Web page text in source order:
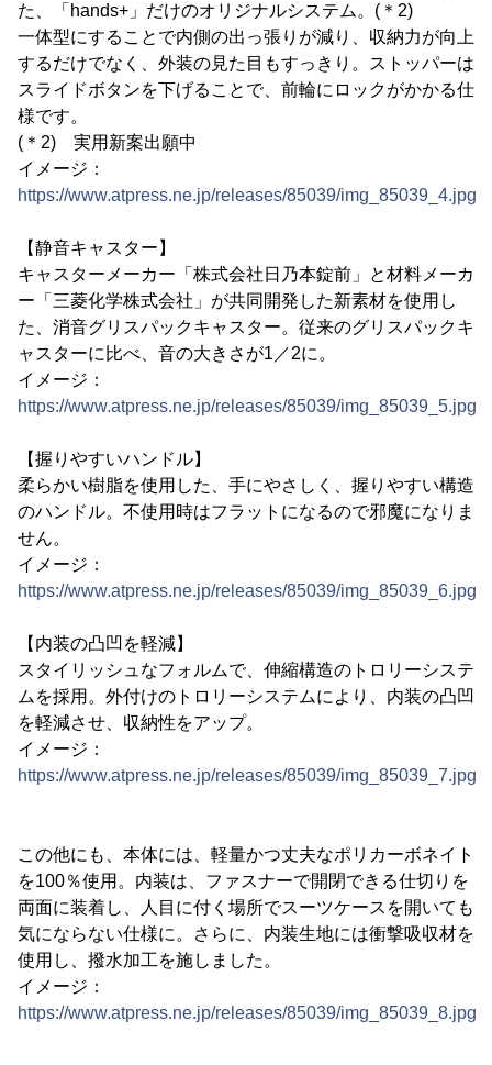
た、「hands+」だけのオリジナルシステム。(＊2)
一体型にすることで内側の出っ張りが減り、収納力が向上
するだけでなく、外装の見た目もすっきり。ストッパーは
スライドボタンを下げることで、前輪にロックがかかる仕
様です。
(＊2) 実用新案出願中
イメージ：
https://www.atpress.ne.jp/releases/85039/img_85039_4.jpg
【静音キャスター】
キャスターメーカー「株式会社日乃本錠前」と材料メーカ
ー「三菱化学株式会社」が共同開発した新素材を使用し
た、消音グリスパックキャスター。従来のグリスパックキ
ャスターに比べ、音の大きさが1／2に。
イメージ：
https://www.atpress.ne.jp/releases/85039/img_85039_5.jpg
【握りやすいハンドル】
柔らかい樹脂を使用した、手にやさしく、握りやすい構造
のハンドル。不使用時はフラットになるので邪魔になりま
せん。
イメージ：
https://www.atpress.ne.jp/releases/85039/img_85039_6.jpg
【内装の凸凹を軽減】
スタイリッシュなフォルムで、伸縮構造のトロリーシステ
ムを採用。外付けのトロリーシステムにより、内装の凸凹
を軽減させ、収納性をアップ。
イメージ：
https://www.atpress.ne.jp/releases/85039/img_85039_7.jpg
この他にも、本体には、軽量かつ丈夫なポリカーボネイト
を100％使用。内装は、ファスナーで開閉できる仕切りを
両面に装着し、人目に付く場所でスーツケースを開いても
気にならない仕様に。さらに、内装生地には衝撃吸収材を
使用し、撥水加工を施しました。
イメージ：
https://www.atpress.ne.jp/releases/85039/img_85039_8.jpg